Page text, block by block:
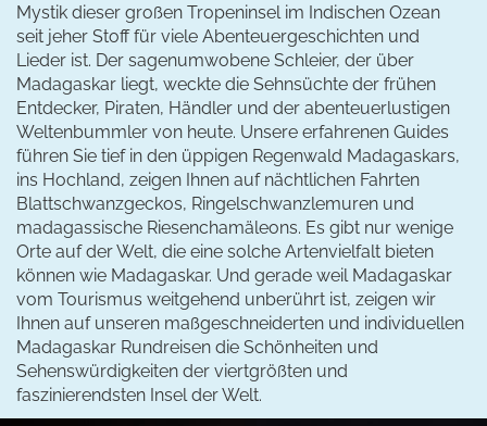
Mystik dieser großen Tropeninsel im Indischen Ozean
seit jeher Stoff für viele Abenteuergeschichten und
Lieder ist. Der sagenumwobene Schleier, der über
Madagaskar liegt, weckte die Sehnsüchte der frühen
Entdecker, Piraten, Händler und der abenteuerlustigen
Weltenbummler von heute. Unsere erfahrenen Guides
führen Sie tief in den üppigen Regenwald Madagaskars,
ins Hochland, zeigen Ihnen auf nächtlichen Fahrten
Blattschwanzgeckos, Ringelschwanzlemuren und
madagassische Riesenchamäleons. Es gibt nur wenige
Orte auf der Welt, die eine solche Artenvielfalt bieten
können wie Madagaskar. Und gerade weil Madagaskar
vom Tourismus weitgehend unberührt ist, zeigen wir
Ihnen auf unseren maßgeschneiderten und individuellen
Madagaskar Rundreisen die Schönheiten und
Sehenswürdigkeiten der viertgrößten und
faszinierendsten Insel der Welt.